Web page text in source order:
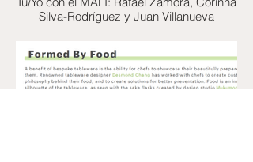
Silva-Rodríguez y Juan Villanueva